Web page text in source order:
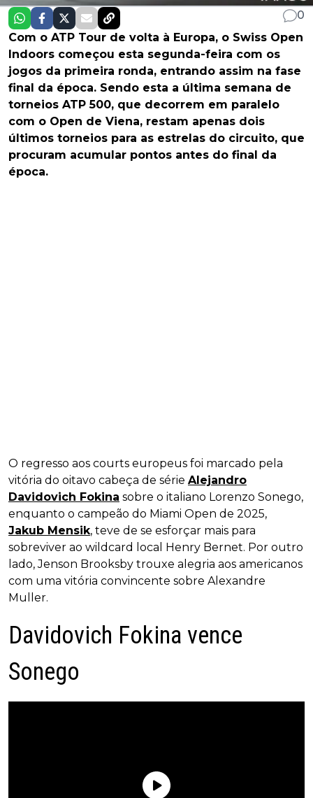
0
Com o ATP Tour de volta à Europa, o Swiss Open
Indoors começou esta segunda-feira com os
jogos da primeira ronda, entrando assim na fase
final da época. Sendo esta a última semana de
torneios ATP 500, que decorrem em paralelo
com o Open de Viena, restam apenas dois
últimos torneios para as estrelas do circuito, que
procuram acumular pontos antes do final da
época.
O regresso aos courts europeus foi marcado pela
vitória do oitavo cabeça de série Alejandro
Davidovich Fokina sobre o italiano Lorenzo Sonego,
enquanto o campeão do Miami Open de 2025,
Jakub Mensik, teve de se esforçar mais para
sobreviver ao wildcard local Henry Bernet. Por outro
lado, Jenson Brooksby trouxe alegria aos americanos
com uma vitória convincente sobre Alexandre
Muller.
Davidovich Fokina vence
Sonego